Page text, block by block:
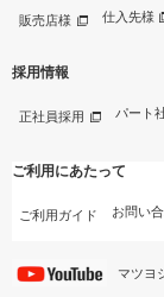
販売店様 仕入先様
採用情報
正社員採用 パート
ご利用にあたって
ご利用ガイド お問い
マツヨ